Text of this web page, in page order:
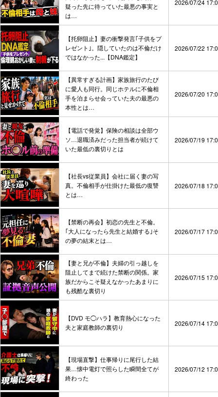
疑った先に待っていた最悪の事実と
は…
2026/07/24
【托卵阻止】妻の衝撃発言｢子供をプ
レゼント｣。隠していたのは不倫だけ
ではなかった...【DNA鑑定】
2026/07/22
【異常すぎる計画】家族旅行のたび
に愛人も同行。同じホテルに不倫相
手を泊まらせ会っていた夫の最悪の
本性とは…
2026/07/20
【電話で発覚】保険の相談は全部ウ
ソ…退職済みだった担当者が続けて
いた最低の裏切りとは
2026/07/19
【社長vs従業員】会社に届く妻の写
真。不倫相手が仕掛けた最低の復讐
とは…
2026/07/18
【禁断の再会】初恋の先生と不倫。
｢大人になったら先生と結婚する｣そ
の夢の結末とは…
2026/07/17
【妻と兄が不倫】夫婦の引っ越しを
阻止してまで続けた禁断の関係。家
族だからこそ疑えなかったあまりに
も残酷な裏切り
2026/07/15
【DVD モ◯ハラ】教育熱心になった
夫と家庭教師の裏切り
2026/07/14
【現場直撃】仕事帰りに尾行した結
果…懐中電灯で照らした瞬間全てが
終わった
2026/07/12